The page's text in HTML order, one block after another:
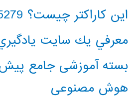
این کاراکتر چیست؟ 65279
معرفي يك سايت
بسته آموزشی جامع
هوش مصنوعی